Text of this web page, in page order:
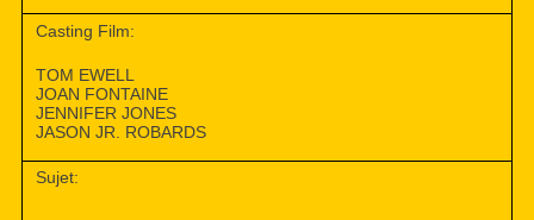
Casting Film:
TOM EWELL
JOAN FONTAINE
JENNIFER JONES
JASON JR. ROBARDS
Sujet: